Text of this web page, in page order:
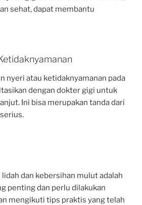
sehat, dapat membantu
nyeri atau ketidaknyamanan pada
dengan dokter gigi untuk
Ini bisa merupakan tanda dari
dan kebersihan mulut adalah
penting dan perlu dilakukan
mengikuti tips praktis yang telah